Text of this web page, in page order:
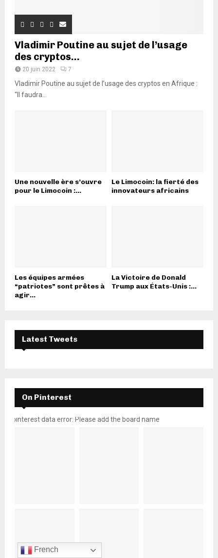
Vladimir Poutine au sujet de l’usage
des cryptos...
20 juin 2022 7
Vladimir Poutine au sujet de l’usage des cryptos en Afrique :
“Il faudra...
Une nouvelle ère s’ouvre
pour le Limocoin :...
Le Limocoin: la fierté des
innovateurs africains
Les équipes armées
“patriotes” sont prêtes à
agir...
La Victoire de Donald
Trump aux États-Unis :...
Latest Tweets
On Pinterest
pinterest data error: Please add the board name
French